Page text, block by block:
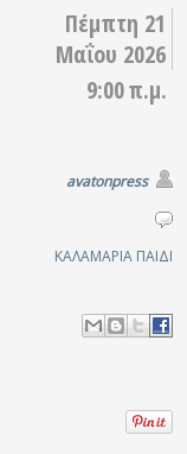
Πέμπτη 21
Μαΐου 2026
9:00 π.μ.
avatonpress
ΚΑΛΑΜΑΡΙΑ ΠΑΙΔΙ